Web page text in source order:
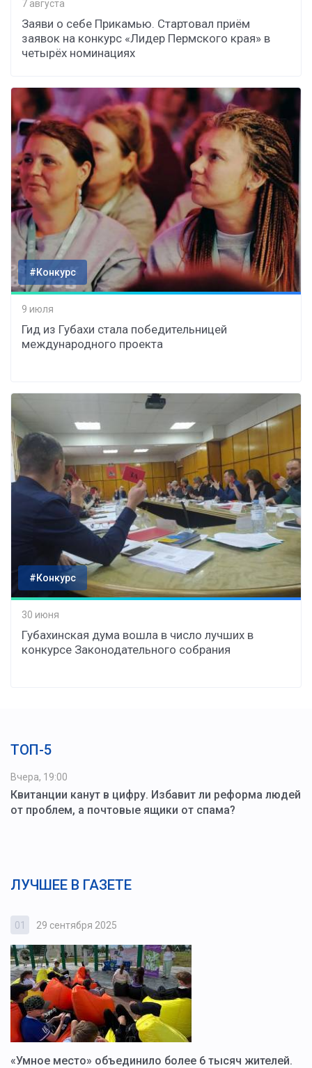
7 августа
Заяви о себе Прикамью. Стартовал приём
заявок на конкурс «Лидер Пермского края» в
четырёх номинациях
#Конкурс
9 июля
Гид из Губахи стала победительницей
международного проекта
#Конкурс
30 июня
Губахинская дума вошла в число лучших в
конкурсе Законодательного собрания
ТОП-5
Вчера, 19:00
Квитанции канут в цифру. Избавит ли реформа людей
от проблем, а почтовые ящики от спама?
ЛУЧШЕЕ В ГАЗЕТЕ
01 29 сентября 2025
«Умное место» объединило более 6 тысяч жителей.